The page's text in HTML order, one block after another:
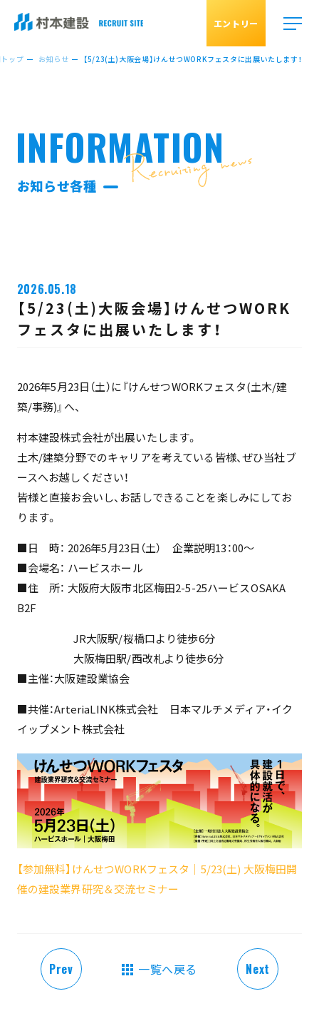
エントリー
ップ お知らせ 【5/23(土)大阪会場】けんせつWORKフェスタに出展いたします！
INFORMATION
お知らせ各種
2026.05.18
【5/23(土)大阪会場】けんせつWORK
フェスタに出展いたします！
2026年5月23日（土）に『けんせつWORKフェスタ(土木/建
築/事務)』へ、
村本建設株式会社が出展いたします。
土木/建築分野でのキャリアを考えている皆様、ぜひ当社ブ
ースへお越しください！
皆様と直接お会いし、お話しできることを楽しみにしてお
ります。
■日 時： 2026年5月23日（土） 企業説明13：00～
■会場名： ハービスホール
■住 所： 大阪府大阪市北区梅田2-5-25ハービスOSAKA
B2F
JR大阪駅/桜橋口より徒歩6分
大阪梅田駅/西改札より徒歩6分
■主催：大阪建設業協会
■共催：ArteriaLINK株式会社 日本マルチメディア・イク
イップメント株式会社
【参加無料】けんせつWORKフェスタ｜5/23(土) 大阪梅田開
催の建設業界研究＆交流セミナー
Prev 一覧へ戻る Next